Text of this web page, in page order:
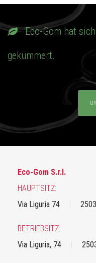
Eco-Gom hat
gekümmert.
Eco-Gom S.r.l.
HAUPTSITZ:
Via Liguria 74
BETRIEBSITZ:
Via Liguria, 74